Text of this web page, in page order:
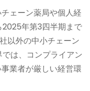
ェーン薬局や個人経
年第3四半期まで
以外の中小チェーン
は、コンプライアン
業者が厳しい経営環